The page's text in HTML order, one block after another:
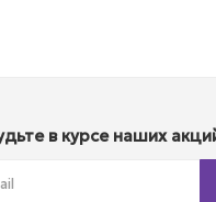
в курсе наших